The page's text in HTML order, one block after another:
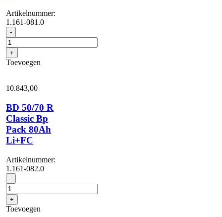
Artikelnummer:
1.161-081.0
- BD
50/70
R
Classic
Bp
80Ah
Li
+
Toevoegen
10.843,00
BD 50/70 R
Classic Bp
Pack 80Ah
Li+FC
Artikelnummer:
1.161-082.0
- BD
50/70
R
Classic
Bp
+
Toevoegen